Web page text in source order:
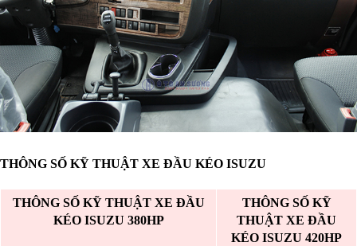
THÔNG SỐ KỸ THUẬT XE ĐẦU KÉO ISUZU
THÔNG SỐ KỸ THUẬT XE ĐẦU
KÉO ISUZU 380HP
THÔNG SỐ KỸ
THUẬT XE ĐẦU
KÉO ISUZU 420HP